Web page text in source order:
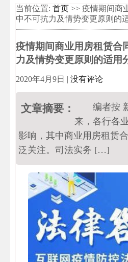
当前位置: 首页 >> 疫情期间商
中不可抗力及情势变更原则的
疫情期间商业用房租赁合
力及情势变更原则的适用
2020年4月9日 | 没有评论
文章摘要：
编者按
来，各行各
影响，其中商业用房租赁
泛关注。司法实务 […]